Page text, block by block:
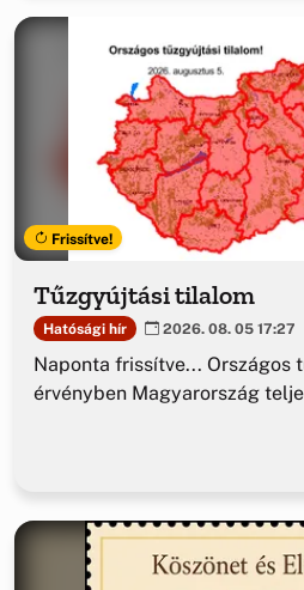
Frissítve!
Tűzgyújtási tilalom
Hatósági hír 2026. 08. 05 17:27
Naponta frissítve... Országos
érvényben Magyarország